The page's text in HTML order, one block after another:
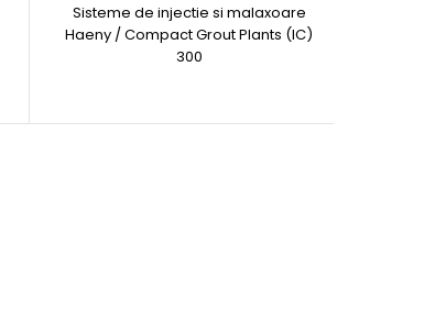
Sisteme de injectie si malaxoare
Haeny / Compact Grout Plants (IC)
300